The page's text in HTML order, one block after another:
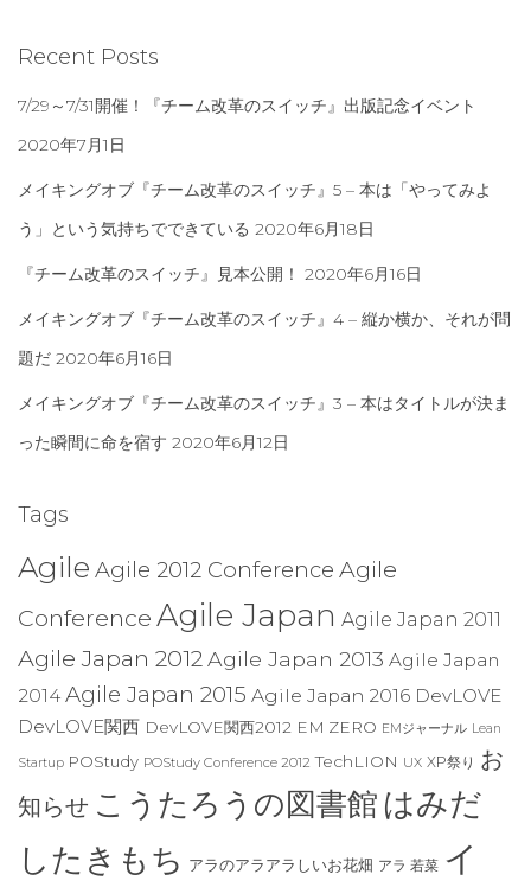
Recent Posts
7/29～7/31開催！『チーム改革のスイッチ』出版記念イベント
2020年7月1日
メイキングオブ『チーム改革のスイッチ』5 – 本は「やってみよ
う」という気持ちでできている 2020年6月18日
『チーム改革のスイッチ』見本公開！ 2020年6月16日
メイキングオブ『チーム改革のスイッチ』4 – 縦か横か、それが問
題だ 2020年6月16日
メイキングオブ『チーム改革のスイッチ』3 – 本はタイトルが決ま
った瞬間に命を宿す 2020年6月12日
Tags
Agile Agile 2012 Conference Agile
Conference Agile Japan Agile Japan 2011
Agile Japan 2012Agile Japan 2013 Agile Japan
2014 Agile Japan 2015 Agile Japan 2016 DevLOVE
DevLOVE関西 DevLOVE関西2012 EM ZERO EMジャーナル Lean
Startup POStudy POStudy Conference 2012 TechLION UX XP祭り お
知らせ こうたろうの図書館 はみだ
したきもち アラのアラアラしいお花畑 アラ 若菜 イ